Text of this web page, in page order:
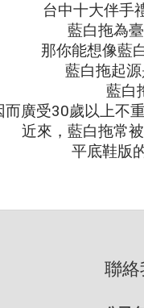
台中十大伴手
藍白拖為
那你能想像藍
藍白拖起
藍白
而廣受30歲以上不
近來，藍白拖常
平底鞋版
聯絡